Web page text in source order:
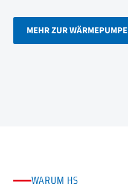
MEHR ZUR WÄRMEPUMPE
WARUM HS